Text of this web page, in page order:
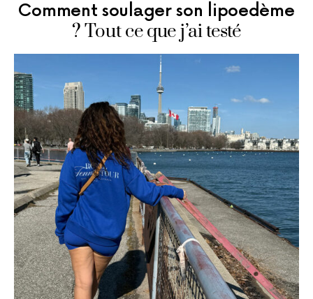
Comment soulager son lipoedème
? Tout ce que j’ai testé